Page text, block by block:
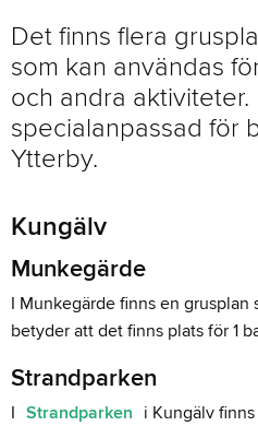
Det finns flera
som kan användas
och andra
specialanpassad för
Ytterby.
Kungälv
Munkegärde
I Munkegärde finns en grusplan
betyder att det finns plats för 1
Strandparken
I Strandparken i Kungälv finns